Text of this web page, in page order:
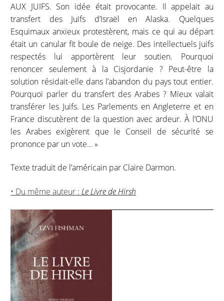
AUX JUIFS. Son idée était provocante. Il appelait au
transfert des Juifs d’Israël en Alaska. Quelques
Esquimaux anxieux protestèrent, mais ce qui au départ
était un canular fit boule de neige. Des intellectuels juifs
respectés lui apportèrent leur soutien. Pourquoi
renoncer seulement à la Cisjordanie ? Peut-être la
solution résidait-elle dans l’abandon du pays tout entier.
Pourquoi parler du transfert des Arabes ? Mieux valait
transférer les Juifs. Les Parlements en Angleterre et en
France discutèrent de la question avec ardeur. À l’ONU
les Arabes exigèrent que le Conseil de sécurité se
prononce par un vote… »
Texte traduit de l’américain par Claire Darmon.
• Du même auteur :Le Livre de Hirsh